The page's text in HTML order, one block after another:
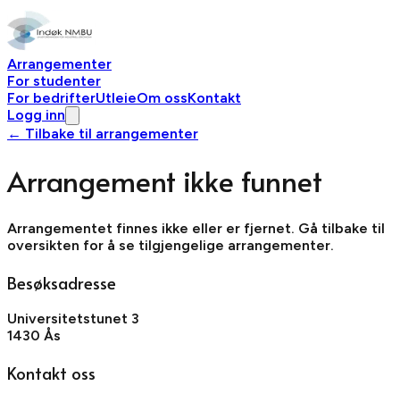
Arrangementer
For studenter
For bedrifterUtleieOm ossKontakt
Logg inn
← Tilbake til arrangementer
Arrangement ikke funnet
Arrangementet finnes ikke eller er fjernet. Gå tilbake til
oversikten for å se tilgjengelige arrangementer.
Besøksadresse
Universitetstunet 3
1430 Ås
Kontakt oss